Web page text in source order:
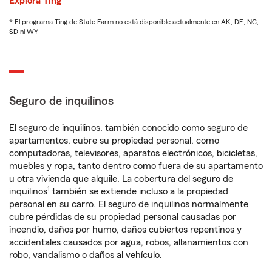
* El programa Ting de State Farm no está disponible actualmente en AK, DE, NC,
SD ni WY
Seguro de inquilinos
El seguro de inquilinos, también conocido como seguro de
apartamentos, cubre su propiedad personal, como
computadoras, televisores, aparatos electrónicos, bicicletas,
muebles y ropa, tanto dentro como fuera de su apartamento
u otra vivienda que alquile. La cobertura del seguro de
inquilinos1 también se extiende incluso a la propiedad
personal en su carro. El seguro de inquilinos normalmente
cubre pérdidas de su propiedad personal causadas por
incendio, daños por humo, daños cubiertos repentinos y
accidentales causados por agua, robos, allanamientos con
robo, vandalismo o daños al vehículo.